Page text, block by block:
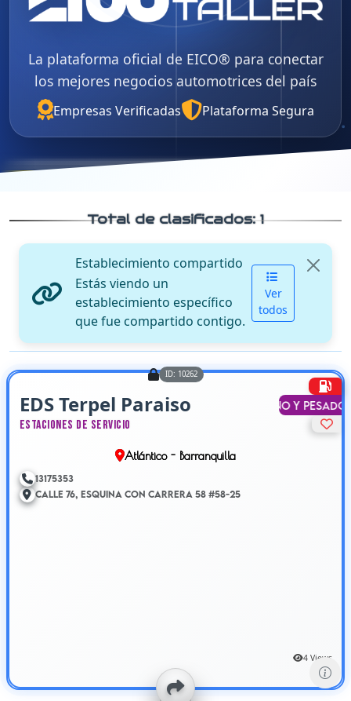
La plataforma oficial de EICO® para conectar
los mejores negocios automotrices del país
Empresas Verificadas Plataforma Segura
Total de clasificados:1
Establecimiento compartido
Estás viendo un
establecimiento específico
que fue compartido contigo.
Ver
todos
ID: 10262
Liviano y Pesado
EDS Terpel Paraiso
Estaciones de Servicio
Atlántico - Barranquilla
13175353
Calle 76, Esquina con Carrera 58 #58-25
4 Views